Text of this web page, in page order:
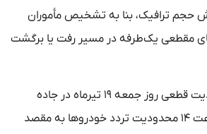
حجم ترافیک، بنا به تشخیص مأموران
مقطعی یک‌طرفه در مسیر رفت یا برگشت
کرمی اسد درباره محدودیت قطعی روز جمعه ۱۹ تیرماه در جاده
چالوس نیز گفت: از ساعت ۱۴ محدودیت تردد خودروها به مقصد